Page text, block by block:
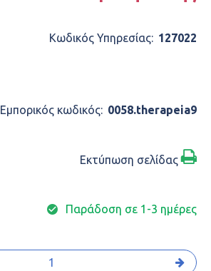
Κωδικός Υπηρεσίας: 127022
Εμπορικός κωδικός: 0058.therapeia9
Παράδοση σε 1-3 ημέρες
Εκτύπωση σελίδας